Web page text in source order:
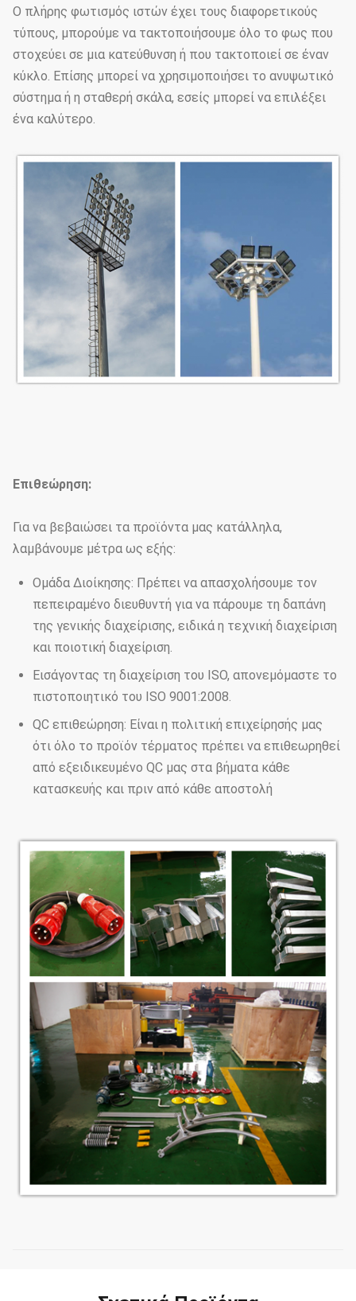
Ο πλήρης φωτισμός ιστών έχει τους διαφορετικούς
τύπους, μπορούμε να τακτοποιήσουμε όλο το φως που
στοχεύει σε μια κατεύθυνση ή που τακτοποιεί σε έναν
κύκλο. Επίσης μπορεί να χρησιμοποιήσει το ανυψωτικό
σύστημα ή η σταθερή σκάλα, εσείς μπορεί να επιλέξει
ένα καλύτερο.
Επιθεώρηση:
Για να βεβαιώσει τα προϊόντα μας κατάλληλα,
λαμβάνουμε μέτρα ως εξής:
Ομάδα Διοίκησης: Πρέπει να απασχολήσουμε τον
πεπειραμένο διευθυντή για να πάρουμε τη δαπάνη
της γενικής διαχείρισης, ειδικά η τεχνική διαχείριση
και ποιοτική διαχείριση.
Εισάγοντας τη διαχείριση του ISO, απονεμόμαστε το
πιστοποιητικό του ISO 9001:2008.
QC επιθεώρηση: Είναι η πολιτική επιχείρησής μας
ότι όλο το προϊόν τέρματος πρέπει να επιθεωρηθεί
από εξειδικευμένο QC μας στα βήματα κάθε
κατασκευής και πριν από κάθε αποστολή